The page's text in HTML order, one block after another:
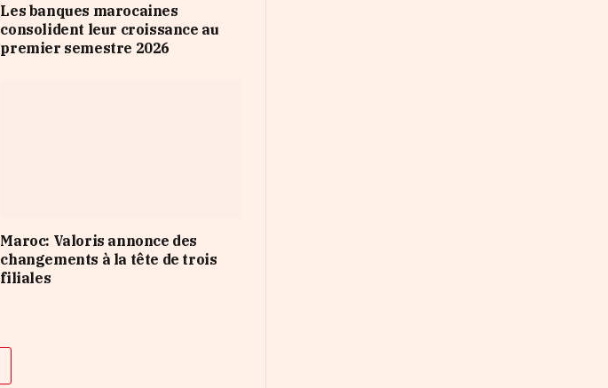
Les banques marocaines
consolident leur croissance au
premier semestre 2026
Maroc: Valoris annonce des
changements à la tête de trois
filiales